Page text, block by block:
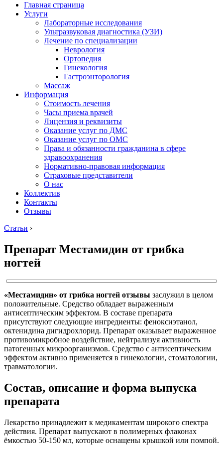
Главная страница
Услуги
Лабораторные исследования
Ультразвуковая диагностика (УЗИ)
Лечение по специализации
Неврология
Ортопедия
Гинекология
Гастроэнторология
Массаж
Информация
Стоимость лечения
Часы приема врачей
Лицензия и реквизиты
Оказание услуг по ДМС
Оказание услуг по ОМС
Права и обязанности гражданина в сфере
здравоохранения
Нормативно-правовая информация
Страховые представители
О нас
Коллектив
Контакты
Отзывы
Статьи ›
Препарат Местамидин от грибка
ногтей
«Местамидин» от грибка ногтей отзывы заслужил в целом
положительные. Средство обладает выраженным
антисептическим эффектом. В составе препарата
присутствуют следующие ингредиенты: феноксиэтанол,
октенидина дигидрохлорид. Препарат оказывает выраженное
противомикробное воздействие, нейтрализуя активность
патогенных микроорганизмов. Средство с антисептическим
эффектом активно применяется в гинекологии, стоматологии,
травматологии.
Состав, описание и форма выпуска
препарата
Лекарство принадлежит к медикаментам широкого спектра
действия. Препарат выпускают в полимерных флаконах
ёмкостью 50-150 мл, которые оснащены крышкой или помпой.